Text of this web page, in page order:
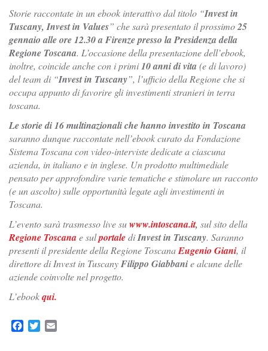
Storie raccontate in un ebook interattivo dal titolo “Invest in
Tuscany, Invest in Values” che sarà presentato il prossimo25
gennaio alle ore 12.30 a Firenze presso la Presidenza della
Regione Toscana. L’occasione della presentazione dell’ebook,
inoltre, coincide anche con i primi10 anni di vita (e di lavoro)
del team di “Invest in Tuscany”, l’ufficio della Regione che si
occupa appunto di favorire gli investimenti stranieri in terra
toscana.
Le storie di 16 multinazionali che hanno investito in Toscana
saranno dunque raccontate nell’ebook curato da Fondazione
Sistema Toscana con video-interviste dedicate a ciascuna
azienda, in italiano e in inglese. Un prodotto multimediale
pensato per approfondire varie tematiche e stimolare un racconto
(e un ascolto) sulle opportunità legate agli investimenti in
Toscana.
L’evento sarà trasmesso live suwww.intoscana.it, sul sito della
Regione Toscanae sulportalediInvest in Tuscany. Saranno
presenti il presidente della Regione ToscanaEugenio Giani, il
direttore di Invest in TuscanyFilippo Giabbanie alcune delle
aziende coinvolte nel progetto.
L’ebookqui.
Facebook
Twitter